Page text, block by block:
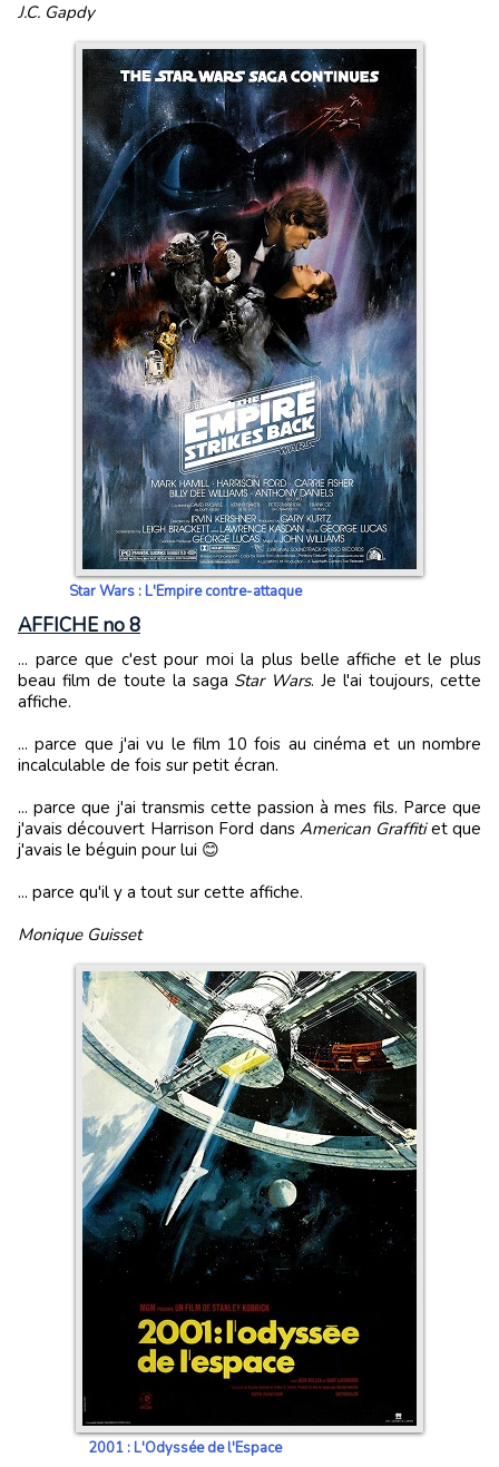
J.C. Gapdy
Star Wars : L'Empire contre-attaque
AFFICHE no 8
... parce que c'est pour moi la plus belle affiche et le plus
beau film de toute la saga
Star Wars. Je l'ai toujours, cette
affiche.
... parce que j'ai vu le film 10 fois au cinéma et un nombre
incalculable de fois sur petit écran.
... parce que j'ai transmis cette passion à mes fils. Parce que
j'avais découvert Harrison Ford dans American Graffitiet que
j'avais le béguin pour lui 😊
... parce qu'il y a tout sur cette affiche.
Monique Guisset
2001 : L'Odyssée de l'Espace